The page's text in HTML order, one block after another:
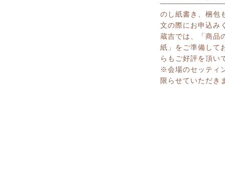
のし紙書き、梱包
文の際にお申込み
蔵吉では、「商品
紙」をご準備して
らもご好評を頂い
※会場のセッティ
限らせていただき